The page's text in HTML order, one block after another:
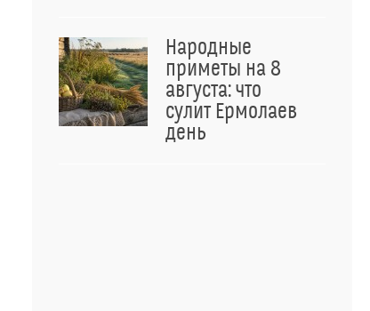
Народные
приметы на 8
августа: что
сулит Ермолаев
день